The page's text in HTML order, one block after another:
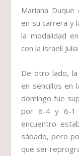
Mariana
en su carrera y
la modalidad
con la israelí
De otro lado, la
en sencillos en
domingo fue
por 6-4 y 6-1
encuentro
sábado, pero
que ser